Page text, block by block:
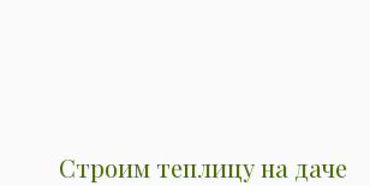
Строим теплицу на даче